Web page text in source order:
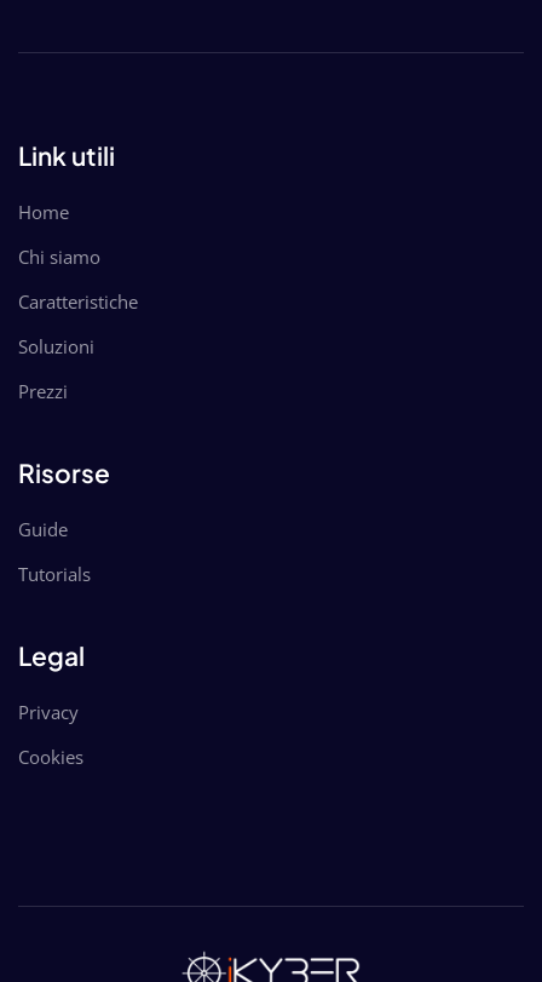
Link utili
Home
Chi siamo
Caratteristiche
Soluzioni
Prezzi
Risorse
Guide
Tutorials
Legal
Privacy
Cookies